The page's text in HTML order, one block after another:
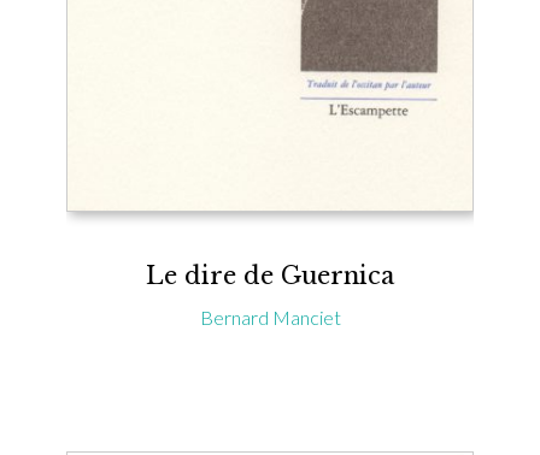
Le dire de Guernica
Bernard Manciet